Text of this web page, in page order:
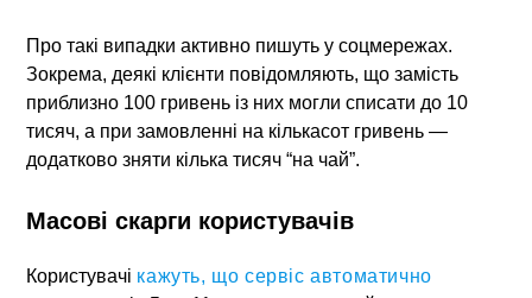
Про такі випадки активно пишуть у соцмережах.
Зокрема, деякі клієнти повідомляють, що замість
приблизно 100 гривень із них могли списати до 10
тисяч, а при замовленні на кількасот гривень —
додатково зняти кілька тисяч “на чай”.
Масові скарги користувачів
Користувачі кажуть, що сервіс автоматично